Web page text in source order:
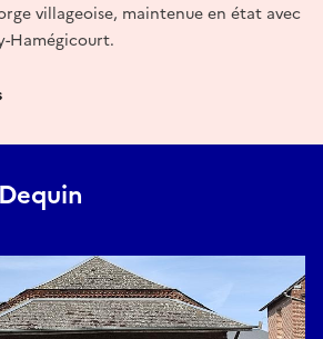
villageoise, maintenue en état avec
Hamégicourt.